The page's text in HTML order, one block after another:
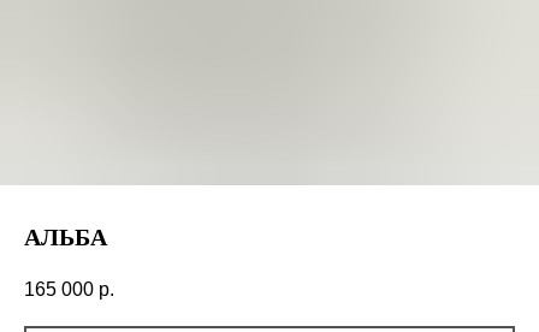
АЛЬБА
165 000 р.